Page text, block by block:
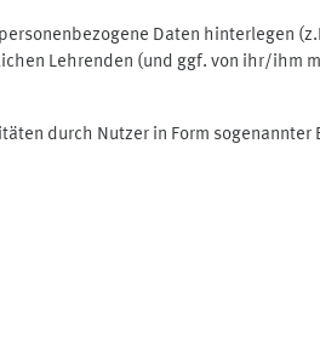
Daten hinterlegen
Lehrenden (und ggf. von ihr/
durch Nutzer in Form